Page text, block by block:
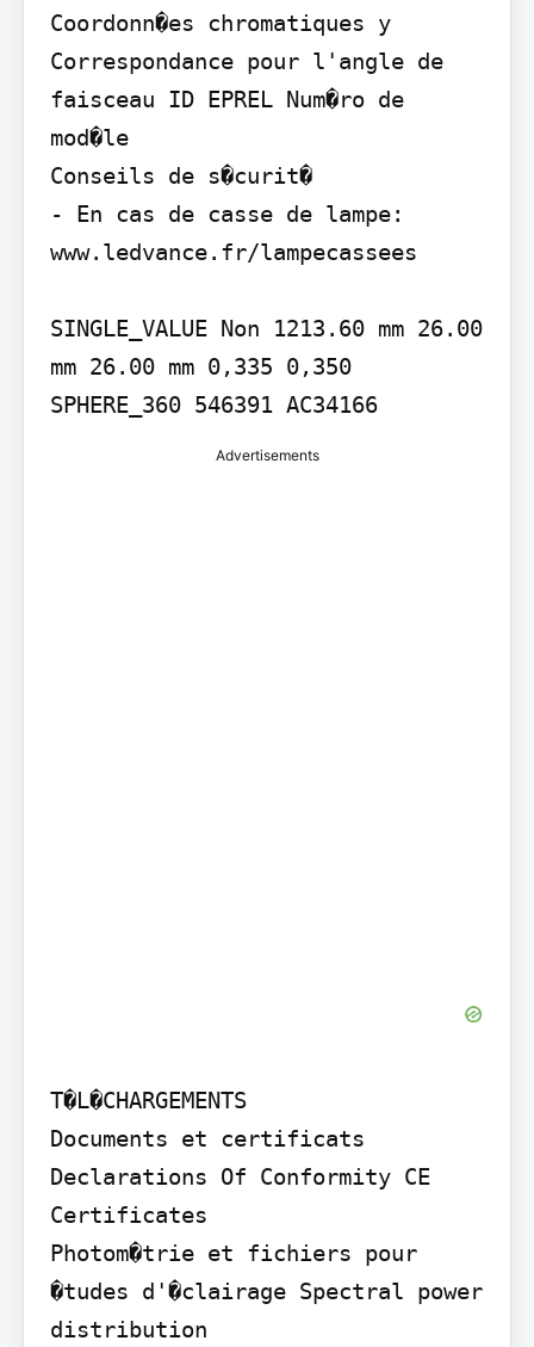
Coordonn�es chromatiques y
Correspondance pour l'angle de
faisceau ID EPREL Num�ro de
mod�le
Conseils de s�curit�
- En cas de casse de lampe:
www.ledvance.fr/lampecassees
SINGLE_VALUE Non 1213.60 mm 26.00
mm 26.00 mm 0,335 0,350
SPHERE_360 546391 AC34166
Advertisements
T�L�CHARGEMENTS
Documents et certificats
Declarations Of Conformity CE
Certificates
Photom�trie et fichiers pour
�tudes d'�clairage Spectral power
distribution